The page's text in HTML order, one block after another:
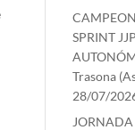
SPRINT
Trasona
28/07/
JORNADA